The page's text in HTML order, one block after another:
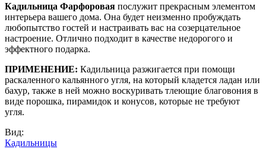
Кадильница Фарфоровая послужит прекрасным элементом
интерьера вашего дома. Она будет неизменно пробуждать
любопытство гостей и настраивать вас на созерцательное
настроение. Отлично подходит в качестве недорогого и
эффектного подарка.
ПРИМЕНЕНИЕ: Кадильница разжигается при помощи
раскаленного кальянного угля, на который кладется ладан или
бахур, также в ней можно воскуривать тлеющие благовония в
виде порошка, пирамидок и конусов, которые не требуют
угля.
Вид:
Кадильницы